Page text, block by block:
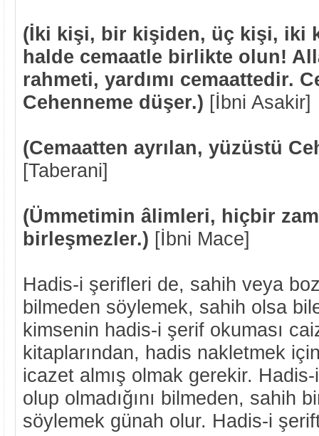
(İki kişi, bir kişiden, üç kişi, iki
halde cemaatle birlikte olun!
rahmeti, yardımı cemaattedir.
Cehenneme düşer.) [İbni Asakir]
(Cemaatten ayrılan, yüzüstü
[Taberani]
(Ümmetimin âlimleri, hiçbir
birleşmezler.) [İbni Mace]
Hadis-i şerifleri de, sahih veya
bilmeden söylemek, sahih olsa
kimsenin hadis-i şerif okuması
kitaplarından, hadis nakletmek
icazet almış olmak gerekir.
olup olmadığını bilmeden, sahih
söylemek günah olur. Hadis-i